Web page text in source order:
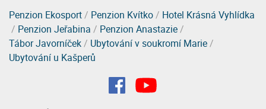
Penzion Ekosport/ Penzion Kvítko/ Hotel Krásná Vyhlídka
/ Penzion Jeřabina / Penzion Anastazie/
Tábor Javorníček/ Ubytování v soukromí Marie/
Ubytování u Kašperů